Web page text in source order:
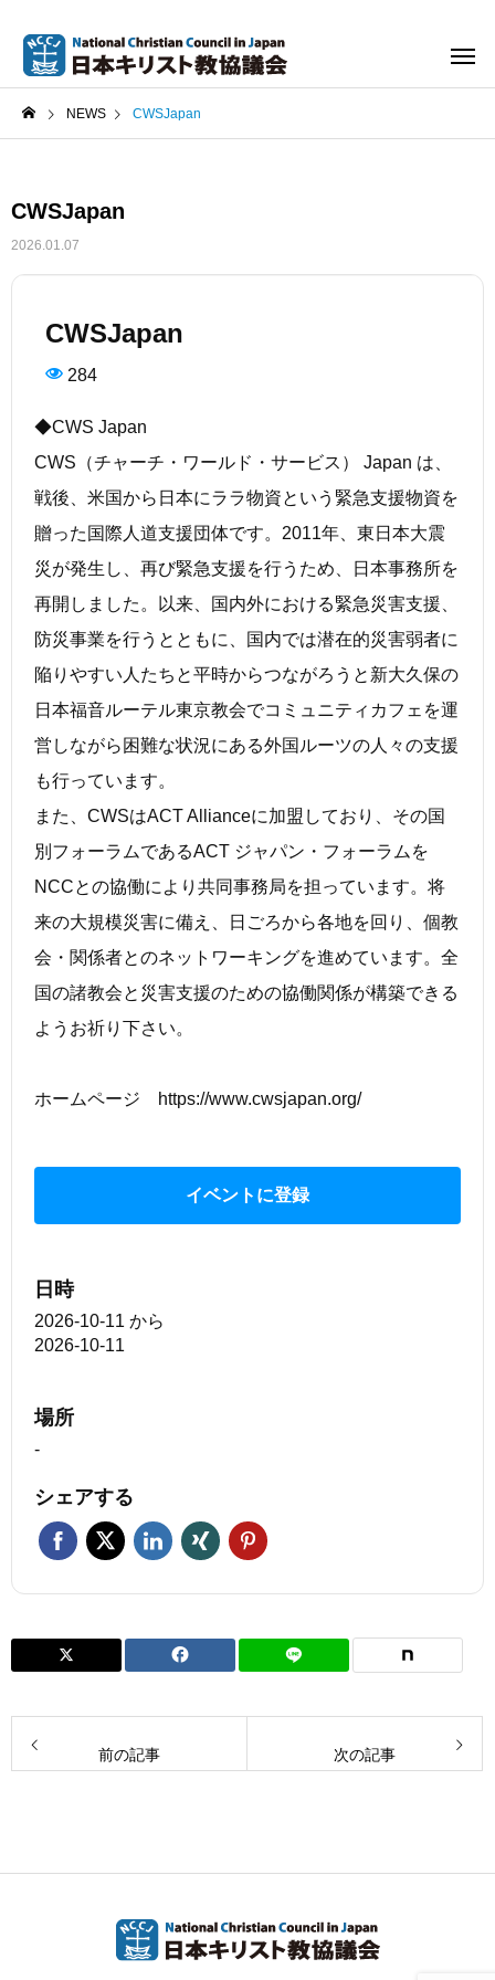
NEWS CWSJapan
CWSJapan
2026.01.07
CWSJapan
284
◆CWS Japan
CWS（チャーチ・ワールド・サービス） Japan は、
戦後、米国から日本にララ物資という緊急支援物資を
贈った国際人道支援団体です。2011年、東日本大震
災が発生し、再び緊急支援を行うため、日本事務所を
再開しました。以来、国内外における緊急災害支援、
防災事業を行うとともに、国内では潜在的災害弱者に
陥りやすい人たちと平時からつながろうと新大久保の
日本福音ルーテル東京教会でコミュニティカフェを運
営しながら困難な状況にある外国ルーツの人々の支援
も行っています。
また、CWSはACT Allianceに加盟しており、その国
別フォーラムであるACT ジャパン・フォーラムを
NCCとの協働により共同事務局を担っています。将
来の大規模災害に備え、日ごろから各地を回り、個教
会・関係者とのネットワーキングを進めています。全
国の諸教会と災害支援のための協働関係が構築できる
ようお祈り下さい。
ホームページ https://www.cwsjapan.org/
イベントに登録
日時
2026-10-11 から
2026-10-11
場所
-
シェアする
前の記事 次の記事